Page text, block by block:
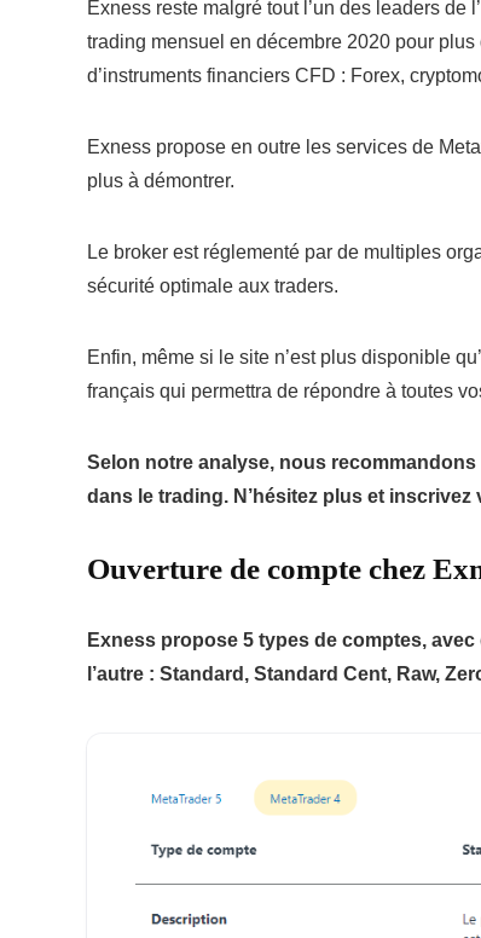
Exness reste malgré tout l’un des leaders
trading mensuel en décembre 2020 pour
d’instruments financiers CFD : Forex,
Exness propose en outre les services de
plus à démontrer.
Le broker est réglementé par de multiples
sécurité optimale aux traders.
Enfin, même si le site n’est plus disponible
français qui permettra de répondre à toutes
Selon notre analyse, nous
dans le trading. N’hésitez plus et inscrivez
Ouverture de compte chez
Exness propose 5 types de comptes,
l’autre : Standard, Standard Cent, Raw,